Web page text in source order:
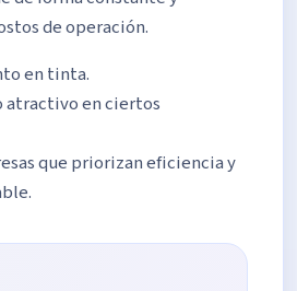
de operación.
en tinta.
atractivo en ciertos
que priorizan eficiencia y